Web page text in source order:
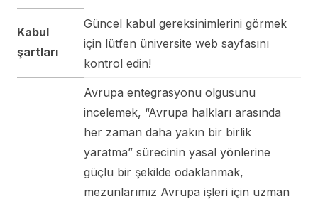
Kabul
şartları
Güncel kabul gereksinimlerini görmek
için lütfen üniversite web sayfasını
kontrol edin!
Avrupa entegrasyonu olgusunu
incelemek, “Avrupa halkları arasında
her zaman daha yakın bir birlik
yaratma” sürecinin yasal yönlerine
güçlü bir şekilde odaklanmak,
mezunlarımız Avrupa işleri için uzman